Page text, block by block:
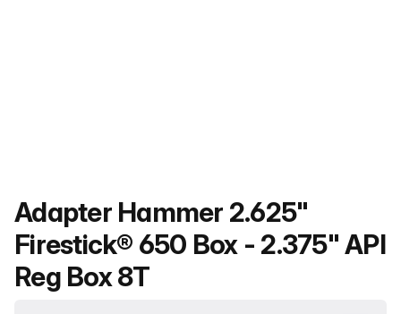
Ime izdelka
Adapter Hammer 2.625"
Firestick® 650 Box - 2.375" API
Reg Box 8T